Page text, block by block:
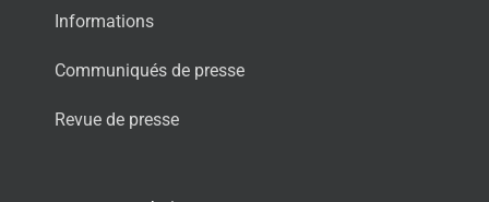
Informations
Communiqués de presse
Revue de presse